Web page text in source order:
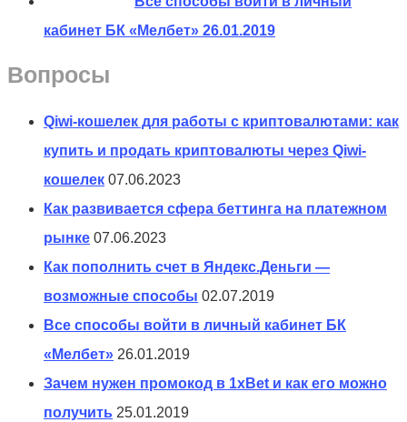
кабинет БК «Мелбет» 26.01.2019
Вопросы
Qiwi-кошелек для работы с криптовалютами: как
купить и продать криптовалюты через Qiwi-
кошелек 07.06.2023
Как развивается сфера беттинга на платежном
рынке 07.06.2023
Как пополнить счет в Яндекс.Деньги —
возможные способы 02.07.2019
Все способы войти в личный кабинет БК
«Мелбет» 26.01.2019
Зачем нужен промокод в 1xBet и как его можно
получить 25.01.2019